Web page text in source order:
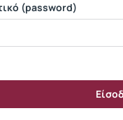
(password)